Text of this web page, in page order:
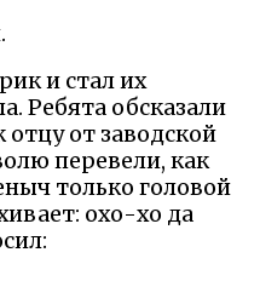
и стал их
Ребята обсказали
отцу от заводской
перевели, как
только головой
охо-хо да